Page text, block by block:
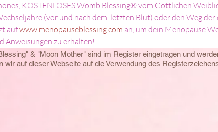
KOSTENLOSES Womb Blessing® vom Göttlichen
(vor und nach dem  letzten Blut) oder den Weg
auf www.menopauseblessing.com an, um dein Menopause
Anweisungen zu erhalten!
& "Moon Mother" sind im Register eingetragen und
wir auf dieser Webseite auf die Verwendung des